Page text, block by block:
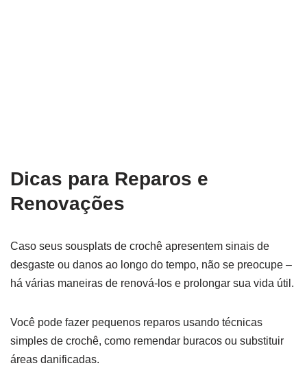
Dicas para Reparos e
Renovações
Caso seus sousplats de crochê apresentem sinais de
desgaste ou danos ao longo do tempo, não se preocupe –
há várias maneiras de renová-los e prolongar sua vida útil.
Você pode fazer pequenos reparos usando técnicas
simples de crochê, como remendar buracos ou substituir
áreas danificadas.